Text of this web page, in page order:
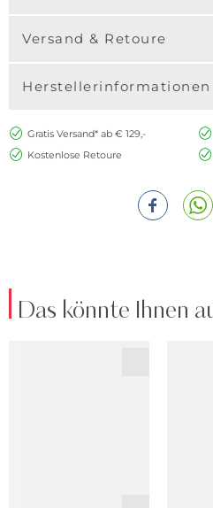
Versand & Retoure
Herstellerinformationen
Gratis Versand* ab € 129,-
Kostenlose Retoure
Das könnte Ihnen